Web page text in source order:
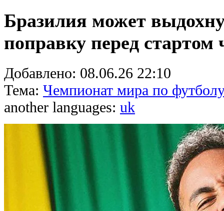
Бразилия может
поправку перед
Добавлено: 08.06.26 22:10
Тема: Чемпионат мира по
another languages: uk